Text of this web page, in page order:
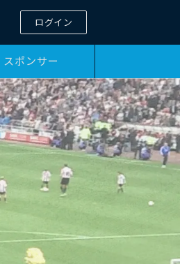
ログイン
スポンサー